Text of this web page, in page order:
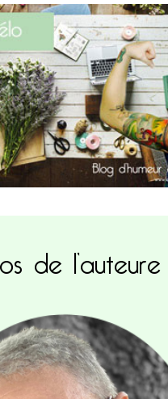
de l’auteure